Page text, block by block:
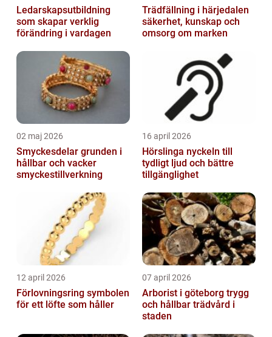
Ledarskapsutbildning
som skapar verklig
förändring i vardagen
Trädfällning i härjedalen
säkerhet, kunskap och
omsorg om marken
02 maj 2026
Smyckesdelar grunden i
hållbar och vacker
smyckestillverkning
16 april 2026
Hörslinga nyckeln till
tydligt ljud och bättre
tillgänglighet
12 april 2026
Förlovningsring symbolen
för ett löfte som håller
07 april 2026
Arborist i göteborg trygg
och hållbar trädvård i
staden